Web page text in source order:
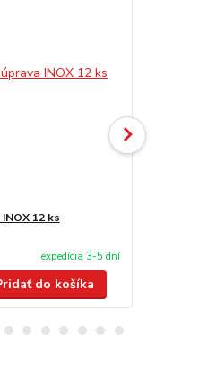
12 ks
expedícia 3-5 dní
do košíka